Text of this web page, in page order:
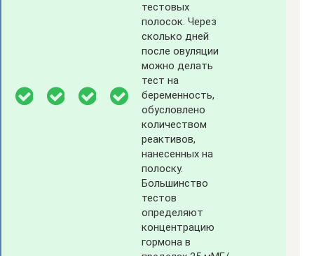
тестовых
полосок. Через
сколько дней
после овуляции
можно делать
тест на
беременность,
обусловлено
количеством
реактивов,
нанесенных на
полоску.
Большинство
тестов
определяют
концентрацию
гормона в